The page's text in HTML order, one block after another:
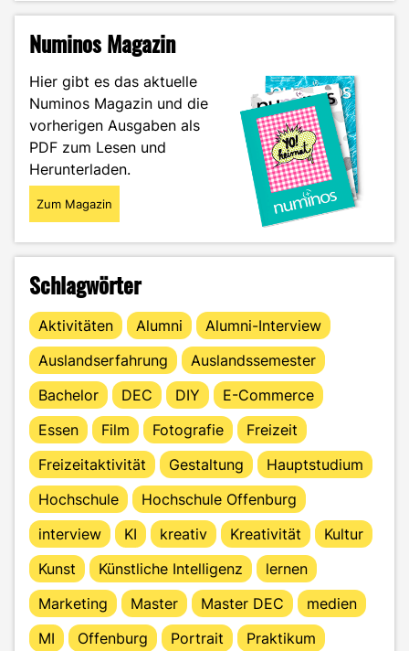
5
Tools
für
deinen
Alltag"
Numinos Magazin
Hier gibt es das aktuelle
Numinos Magazin und die
vorherigen Ausgaben als
PDF zum Lesen und
Herunterladen.
Zum Magazin
Schlagwörter
Aktivitäten Alumni
Alumni-Interview
Auslandserfahrung
Auslandssemester
Bachelor
DEC DIY
E-Commerce
Essen
Film Fotografie
Freizeit
Freizeitaktivität
Gestaltung
Hauptstudium
Hochschule
Hochschule Offenburg
interview
KI kreativ Kreativität
Kultur
Kunst
Künstliche Intelligenz
lernen
Marketing
Master Master DEC
medien
MI
Offenburg Portrait
Praktikum